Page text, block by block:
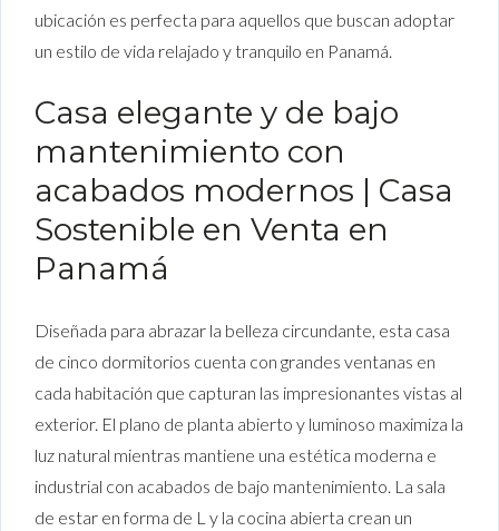
ubicación es perfecta para aquellos que buscan adoptar
un estilo de vida relajado y tranquilo en Panamá.
Casa elegante y de bajo
mantenimiento con
acabados modernos | Casa
Sostenible en Venta en
Panamá
Diseñada para abrazar la belleza circundante, esta casa
de cinco dormitorios cuenta con grandes ventanas en
cada habitación que capturan las impresionantes vistas al
exterior. El plano de planta abierto y luminoso maximiza la
luz natural mientras mantiene una estética moderna e
industrial con acabados de bajo mantenimiento. La sala
de estar en forma de L y la cocina abierta crean un